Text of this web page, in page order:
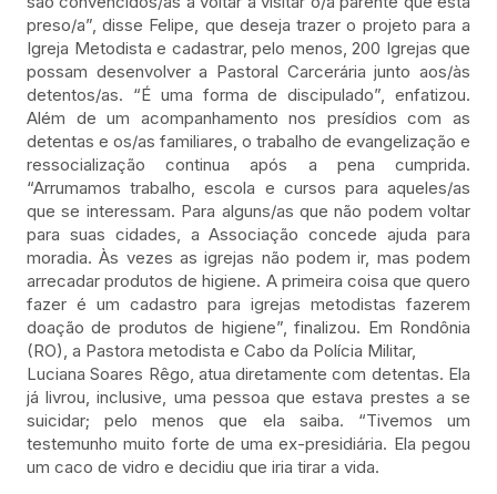
preso/a”, disse Felipe, que deseja trazer o projeto para a
Igreja Metodista e cadastrar, pelo menos, 200 Igrejas que
possam desenvolver a Pastoral Carcerária junto aos/às
detentos/as. “É uma forma de discipulado”, enfatizou.
Além de um acompanhamento nos presídios com as
detentas e os/as familiares, o trabalho de evangelização e
ressocialização continua após a pena cumprida.
“Arrumamos trabalho, escola e cursos para aqueles/as
que se interessam. Para alguns/as que não podem voltar
para suas cidades, a Associação concede ajuda para
moradia. Às vezes as igrejas não podem ir, mas podem
arrecadar produtos de higiene. A primeira coisa que quero
fazer é um cadastro para igrejas metodistas fazerem
doação de produtos de higiene”, finalizou. Em Rondônia
(RO), a Pastora metodista e Cabo da Polícia Militar,
Luciana Soares Rêgo, atua diretamente com detentas. Ela
já livrou, inclusive, uma pessoa que estava prestes a se
suicidar; pelo menos que ela saiba. “Tivemos um
testemunho muito forte de uma ex-presidiária. Ela pegou
um caco de vidro e decidiu que iria tirar a vida.